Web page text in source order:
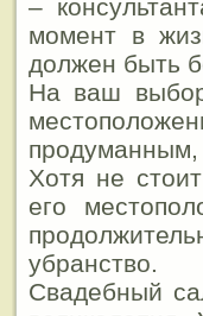
–
момент в
должен быть
На ваш
Хотя не
его
убранство.
Свадебный